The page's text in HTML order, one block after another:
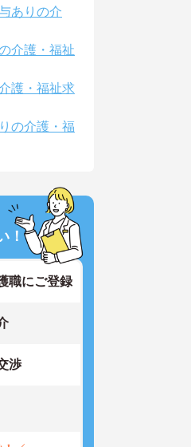
ありの介
介護・福祉
護・福祉求
の介護・福
！
職にご登録
渉